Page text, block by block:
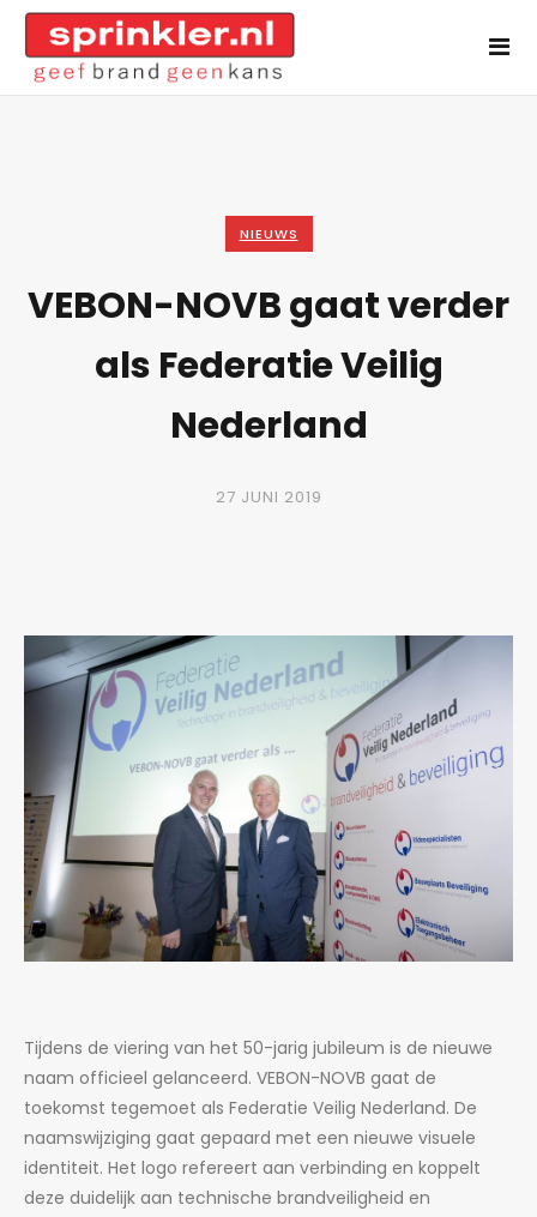
NIEUWS
VEBON-NOVB gaat verder
als Federatie Veilig
Nederland
27 JUNI 2019
Tijdens de viering van het 50-jarig jubileum is de nieuwe
naam officieel gelanceerd. VEBON-NOVB gaat de
toekomst tegemoet als Federatie Veilig Nederland. De
naamswijziging gaat gepaard met een nieuwe visuele
identiteit. Het logo refereert aan verbinding en koppelt
deze duidelijk aan technische brandveiligheid en